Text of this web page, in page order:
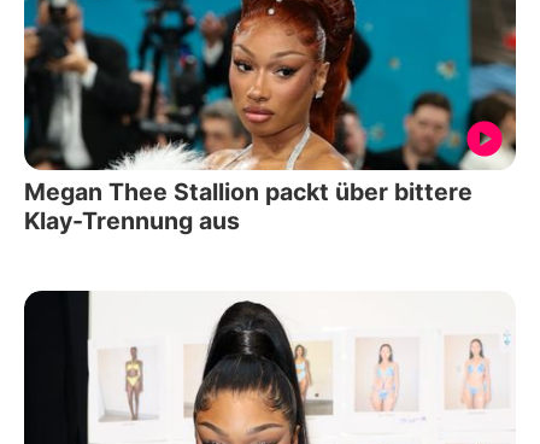
Megan Thee Stallion packt über bittere
Klay-Trennung aus